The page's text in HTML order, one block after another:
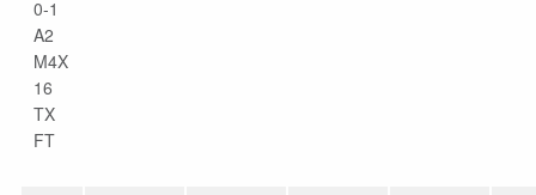
0-1
A2
M4X
16
TX
FT